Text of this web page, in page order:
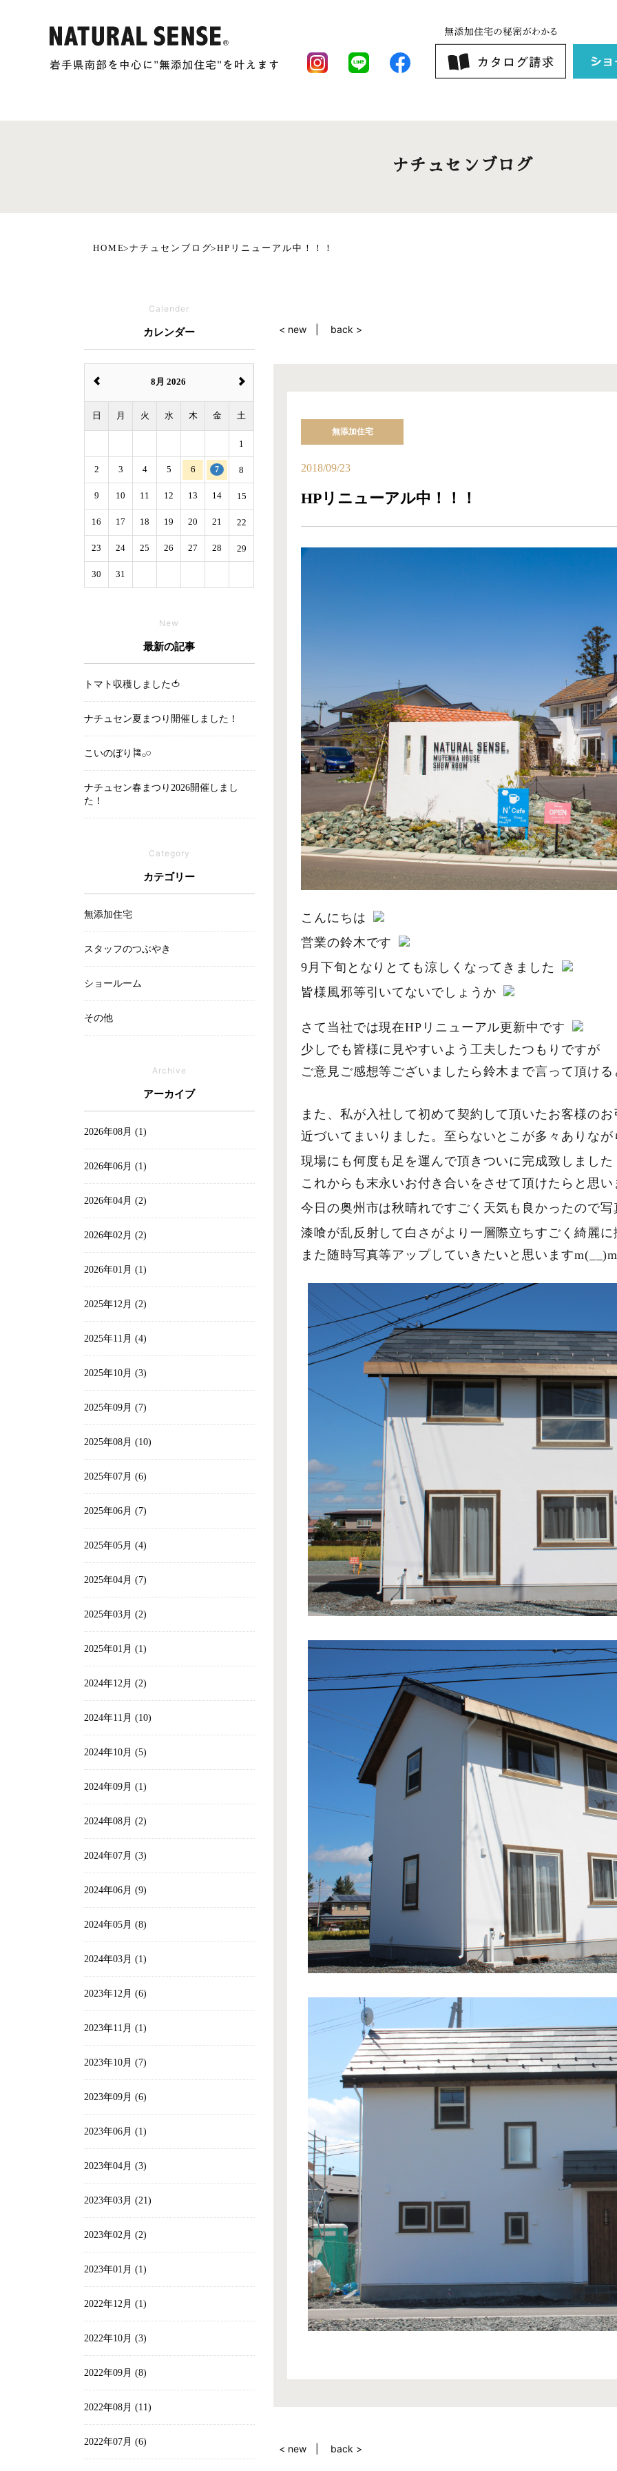
ナチュセンブログ
HOME ナチュセンブログ HPリニューアル中！！！
< new back >
無添加住宅
2018/09/23
HPリニューアル中！！！
こんにちは
営業の鈴木です
9月下旬となりとても涼しくなってきました
皆様風邪等引いてないでしょうか
さて当社では現在HPリニューアル更新中です
少しでも皆様に見やすいよう工夫したつもりですが
ご意見ご感想等ございましたら鈴木まで言って頂け
また、私が入社して初めて契約して頂いたお客様の
近づいてまいりました。至らないとこが多々ありな
現場にも何度も足を運んで頂きついに完成致しました
これからも末永いお付き合いをさせて頂けたらと思い
今日の奥州市は秋晴れですごく天気も良かったので
漆喰が乱反射して白さがより一層際立ちすごく綺麗に
また随時写真等アップしていきたいと思います
< new back >
Calender
カレンダー
8月 2026
日 月 火 水 木 金 土
1
2 3 4 5 6 7 8
9 10 11 12 13 14 15
16 17 18 19 20 21 22
23 24 25 26 27 28 29
30 31
New
最新の記事
トマト収穫しました🍅
ナチュセン夏まつり開催しました！
こいのぼり🎏‪𓂂𓏸
ナチュセン春まつり2026開催しまし
た！
Category
カテゴリー
無添加住宅
スタッフのつぶやき
ショールーム
その他
Archive
アーカイブ
2026年08月 (1)
2026年06月 (1)
2026年04月 (2)
2026年02月 (2)
2026年01月 (1)
2025年12月 (2)
2025年11月 (4)
2025年10月 (3)
2025年09月 (7)
2025年08月 (10)
2025年07月 (6)
2025年06月 (7)
2025年05月 (4)
2025年04月 (7)
2025年03月 (2)
2025年01月 (1)
2024年12月 (2)
2024年11月 (10)
2024年10月 (5)
2024年09月 (1)
2024年08月 (2)
2024年07月 (3)
2024年06月 (9)
2024年05月 (8)
2024年03月 (1)
2023年12月 (6)
2023年11月 (1)
2023年10月 (7)
2023年09月 (6)
2023年06月 (1)
2023年04月 (3)
2023年03月 (21)
2023年02月 (2)
2023年01月 (1)
2022年12月 (1)
2022年10月 (3)
2022年09月 (8)
2022年08月 (11)
2022年07月 (6)